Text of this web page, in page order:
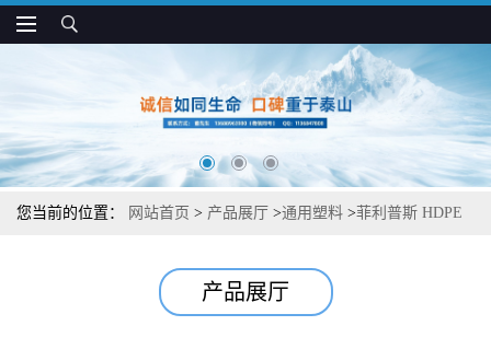
您当前的位置： 网站首页 > 产品展厅 >通用塑料 >菲利普斯 HDPE
产品展厅